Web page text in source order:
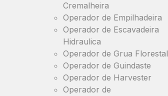
Cremalheira
Operador de Empilhadeira
Operador de Escavadeira
Hidraulica
Operador de Grua Florestal
Operador de Guindaste
Operador de Harvester
Operador de